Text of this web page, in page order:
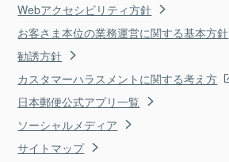
Webアクセシビリティ方針
お客さま本位の業務運営に関する基本方針
勧誘方針
カスタマーハラスメントに関する考え方
日本郵便公式アプリ一覧
ソーシャルメディア
サイトマップ